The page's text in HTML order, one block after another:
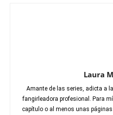
Laura
Amante de las series, adicta a
fangirleadora profesional. Para
capítulo o al menos unas